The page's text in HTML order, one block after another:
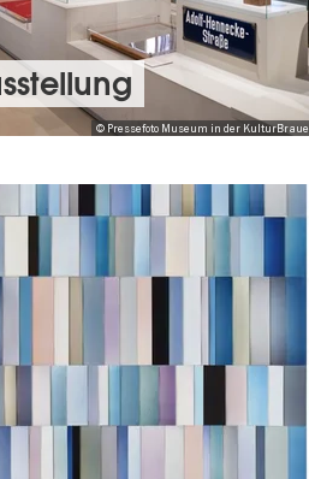
© Pressefoto Museum in der